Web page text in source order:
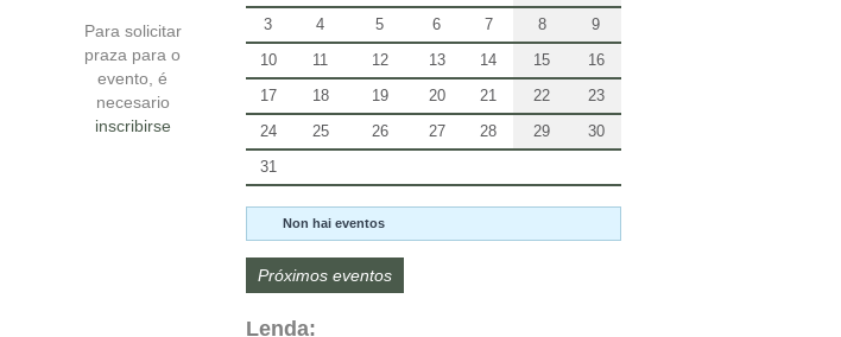
Para solicitar
praza para o
evento, é
necesario
inscribirse
3
4 5 6 7 8
9
10
11 12 13 14 15
16
17
18 19 20 21 22
23
24
25 26 27 28 29
30
31
Non hai eventos
Próximos eventos
Lenda: